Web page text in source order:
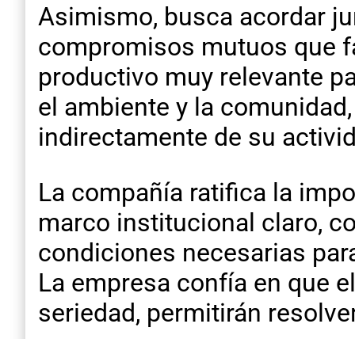
Asimismo, busca acordar
compromisos mutuos que
productivo muy relevante
el ambiente y la
indirectamente de su
La compañía ratifica la
marco institucional claro,
condiciones necesarias
La empresa confía en que
seriedad, permitirán